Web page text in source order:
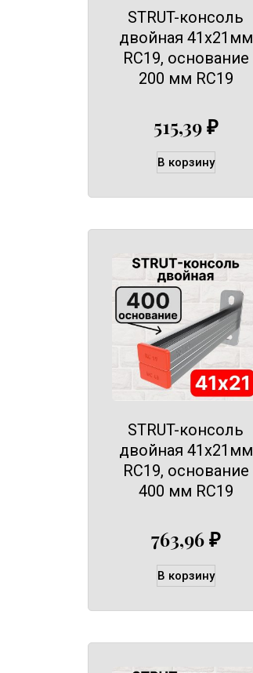
STRUT-консоль
двойная 41х21мм
RC19, основание
200 мм RC19
515,39₽
В корзину
STRUT-консоль
двойная 41х21мм
RC19, основание
400 мм RC19
763,96₽
В корзину